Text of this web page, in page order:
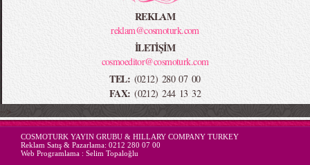
REKLAM
reklam@cosmoturk.com
İLETİŞİM
cosmoeditor@cosmoturk.com
TEL: (0212) 280 07 00
FAX: (0212) 244 13 32
-->
COSMOTURK YAYIN GRUBU & HILLARY COMPANY TURKEY
Reklam Satış & Pazarlama: 0212 280 07 00
Web Programlama : Selim Topaloğlu